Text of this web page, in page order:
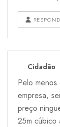
Cidadão
Pelo
empresa,
preço
25m cúbico